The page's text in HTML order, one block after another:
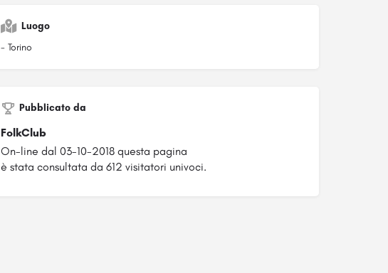
Luogo
- Torino
Pubblicato da
FolkClub
On-line dal 03-10-2018 questa pagina
è stata consultata da 612 visitatori univoci.